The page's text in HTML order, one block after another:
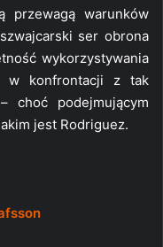
przewagą warunków
ser obrona
wykorzystywania
w konfrontacji z tak
choć podejmującym
jest Rodriguez.